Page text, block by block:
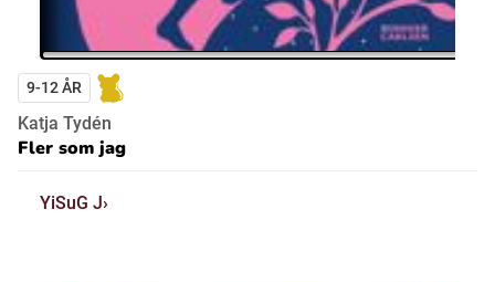
9-12 ÅR
Katja Tydén
Fler som jag
YiSuG J